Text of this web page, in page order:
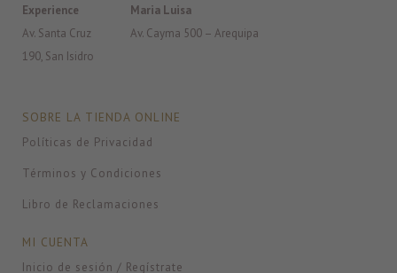
Experience
Av. Santa Cruz
190, San Isidro
Maria Luisa
Av. Cayma 500 – Arequipa
SOBRE LA TIENDA ONLINE
Políticas de Privacidad
Términos y Condiciones
Libro de Reclamaciones
MI CUENTA
Inicio de sesión / Regístrate